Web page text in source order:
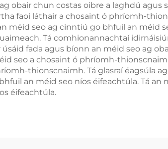
obair chun costas oibre a laghdú
faoi láthair a chosaint ó phríomh-
méid seo ag cinntiú go bhfuil an méid
Tá comhionannachtaí
fada agus bíonn an méid seo ag
seo a chosaint ó phríomh-
thionscnaimh. Tá glasraí éagsúla
an méid seo níos éifeachtúla. Tá
éifeachtúla.